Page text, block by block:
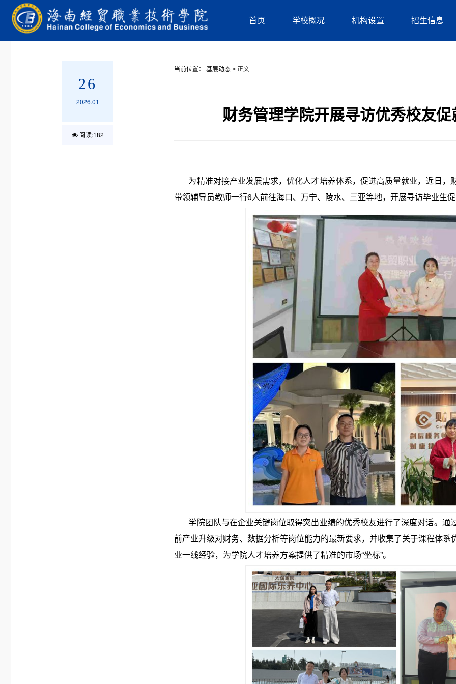
首页 学校概况 机构设置 招生信息
26
2026.01
阅读:182
当前位置： 基层动态 > 正文
财务管理学院开展寻访优秀校友
为精准对接产业发展需求，优化人才培养体系，促进高质量就业，近日，
带领辅导员教师一行6人前往海口、万宁、陵水、三亚等地，开展寻访毕业生
学院团队与在企业关键岗位取得突出业绩的优秀校友进行了深度对话。通
前产业升级对财务、数据分析等岗位能力的最新要求，并收集了关于课程体
业一线经验，为学院人才培养方案提供了精准的市场“坐标”。